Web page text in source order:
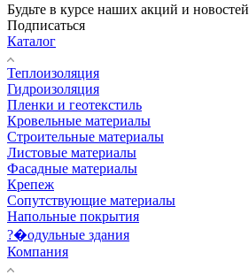
Будьте в курсе наших акций и новостей
Подписаться
Каталог
Теплоизоляция
Гидроизоляция
Пленки и геотекстиль
Кровельные материалы
Строительные материалы
Листовые материалы
Фасадные материалы
Крепеж
Сопутствующие материалы
Напольные покрытия
?�одульные здания
Компания